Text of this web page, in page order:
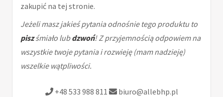
zakupić na tej stronie.
Jeżeli masz jakieś pytania odnośnie tego produktu to
piszśmiało lubdzwoń! Z przyjemnością odpowiem na
wszystkie twoje pytania i rozwieję (mam nadzieję)
wszelkie wątpliwości.
+48 533 988 811 biuro@allebhp.pl